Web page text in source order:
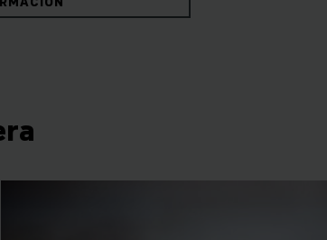
bases de una empresa con éxito global.
automatizados con soluciones inteligentes de
un rendimiento máximo en el despacho de